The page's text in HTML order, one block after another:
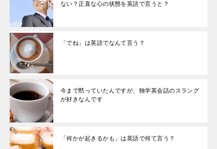
ない？正直な心の状態を英語で言うと？
「でね」は英語でなんて言う？
今まで黙っていたんですが、独学英会話のスラング
が好きなんです
「何かが起きるかも」は英語で何て言う？